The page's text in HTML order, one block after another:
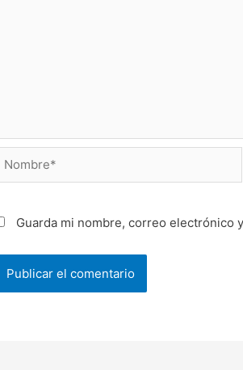
Nombre*
Guarda mi nombre, correo electrónico